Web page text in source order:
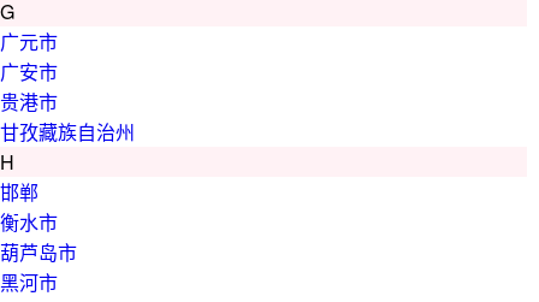
G
广元市
广安市
贵港市
甘孜藏族自治州
H
邯郸
衡水市
葫芦岛市
黑河市